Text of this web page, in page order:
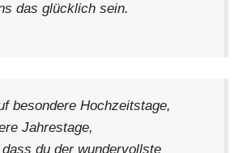
das glücklich sein.
besondere Hochzeitstage,
Jahrestage,
du der wundervollste